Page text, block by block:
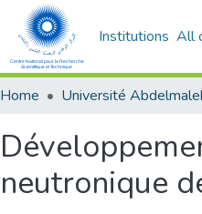
Institutions All
Home
neutronique